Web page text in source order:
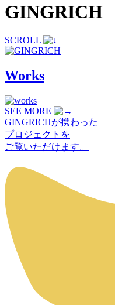
GINGRICH
SCROLL
Works
SEE MORE
GINGRICHが携わった
プロジェクトを
ご覧いただけます。